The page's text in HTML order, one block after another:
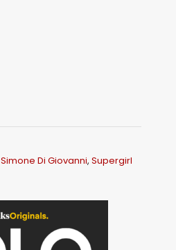
Simone Di Giovanni, Supergirl